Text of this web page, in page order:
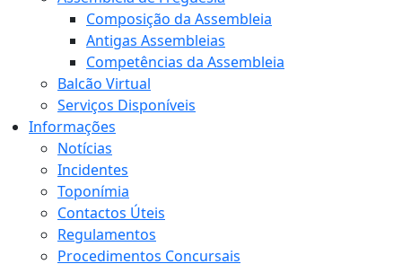
Composição da Assembleia
Antigas Assembleias
Competências da Assembleia
Balcão Virtual
Serviços Disponíveis
Informações
Notícias
Incidentes
Toponímia
Contactos Úteis
Regulamentos
Procedimentos Concursais